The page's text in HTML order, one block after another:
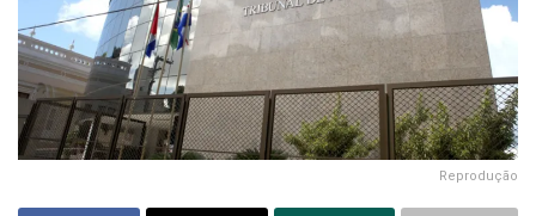
Reprodução